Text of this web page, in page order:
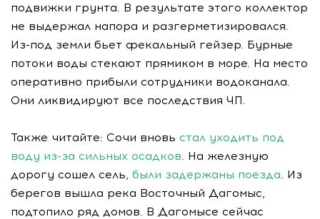
подвижки грунта. В результате этого коллектор
не выдержал напора и разгерметизировался.
Из-под земли бьет фекальный гейзер. Бурные
потоки воды стекают прямиком в море. На место
оперативно прибыли сотрудники водоканала.
Они ликвидируют все последствия ЧП.
Также читайте: Сочи вновь стал уходить под
воду из-за сильных осадков. На железную
дорогу сошел сель, были задержаны поезда. Из
берегов вышла река Восточный Дагомыс,
подтопило ряд домов. В Дагомысе сейчас